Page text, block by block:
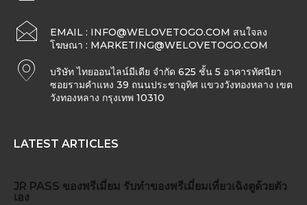
EMAIL : INFO@WELOVETOGO.COM สนใจลง
โฆษณา : MARKETING@WELOVETOGO.COM
บริษัท ไทยออนไลน์มีเดีย จำกัด 625 ชั้น 5 อาคารทัศนียา
ซอยรามคำแหง 39 ถนนประชาอุทิศ แขวงวังทองหลาง เขต
วังทองหลาง กรุงเทพ 10310
LATEST ARTICLES
JR PASS ของพรีเมี่ยม รับทำของพรีเมี่ยมเที่ยวเฉิงตูด้วยตัว
เอง